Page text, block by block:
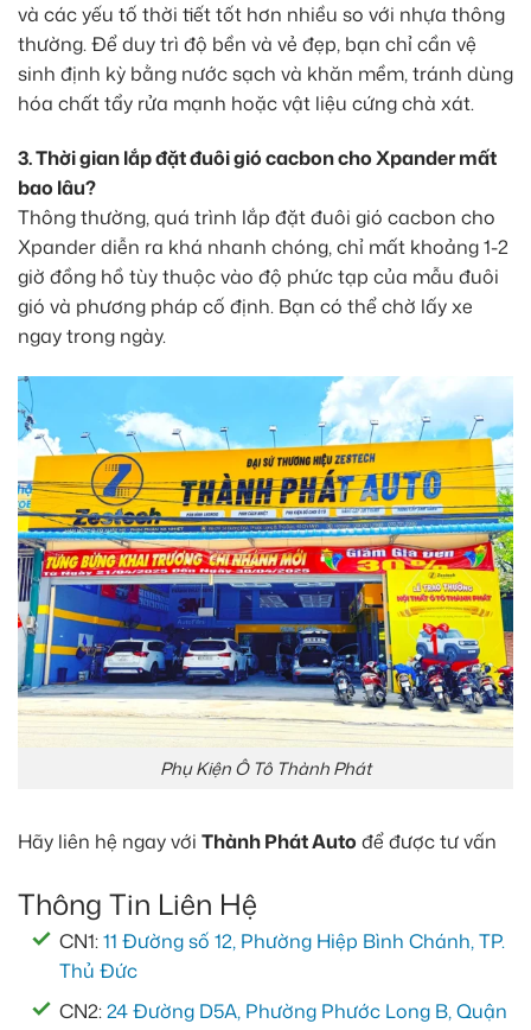
và các yếu tố thời tiết tốt hơn nhiều so với nhựa thông
thường. Để duy trì độ bền và vẻ đẹp, bạn chỉ cần vệ
sinh định kỳ bằng nước sạch và khăn mềm, tránh dùng
hóa chất tẩy rửa mạnh hoặc vật liệu cứng chà xát.
3. Thời gian lắp đặt đuôi gió cacbon cho Xpander mất
bao lâu?
Thông thường, quá trình lắp đặt đuôi gió cacbon cho
Xpander diễn ra khá nhanh chóng, chỉ mất khoảng 1-2
giờ đồng hồ tùy thuộc vào độ phức tạp của mẫu đuôi
gió và phương pháp cố định. Bạn có thể chờ lấy xe
ngay trong ngày.
Phụ Kiện Ô Tô Thành Phát
Hãy liên hệ ngay với Thành Phát Auto để được tư vấn
Thông Tin Liên Hệ
CN1:11 Đường số 12, Phường Hiệp Bình Chánh, TP.
Thủ Đức
CN2:24 Đường D5A, Phường Phước Long B, Quận